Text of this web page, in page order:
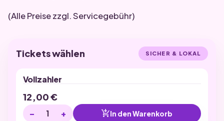
(Alle Preise zzgl. Servicegebühr)
Tickets wählen SICHER & LOKAL
Vollzahler
12,00€
− + add_shopping_cartIn den Warenkorb